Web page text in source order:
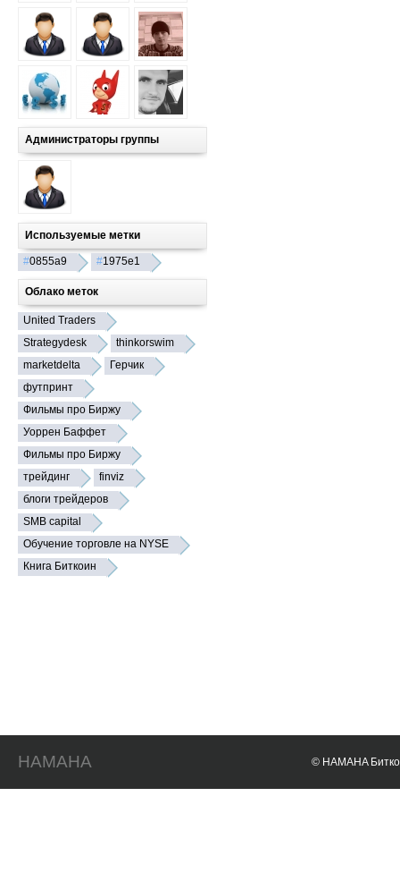
Администраторы группы
Используемые метки
#0855a9 #1975e1
Облако меток
United Traders
Strategydesk
thinkorswim
marketdelta
Герчик
футпринт
Фильмы про Биржу
Уоррен Баффет
Фильмы про Биржу
трейдинг
finviz
блоги трейдеров
SMB capital
Обучение торговле на NYSE
Книга Биткоин
HAMAHA © HAMAHA